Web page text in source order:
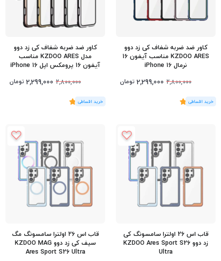
کاور ضد ضربه شفاف کی‌ زد دوو
KZDOO ARES مناسب آیفون 16
نرمال iPhone 16
2,800,000
2,299,000 تومان
(4 رای)
5
کاور ضد ضربه شفاف کی‌ زد دوو
مدل KZDOO ARES مناسب
آیفون 16 پرومکس اپل iPhone 16
2,800,000
2,299,000 تومان
(2 رای)
5
قاب اس 26 اولترا سامسونگ کی
زد دوو KZDOO Ares Sport S26
Ultra
قاب اس 26 اولترا سامسونگ مگ
سیف کی زد دوو KZDOO MAG
Ares Sport S26 Ultra